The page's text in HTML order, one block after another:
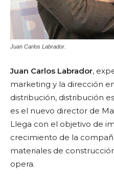
Juan Carlos Labrador.
Juan Carlos Labrador,
marketing y la dirección
distribución, distribución
es el nuevo director de
Llega con el objetivo de
crecimiento de la
materiales de
opera.